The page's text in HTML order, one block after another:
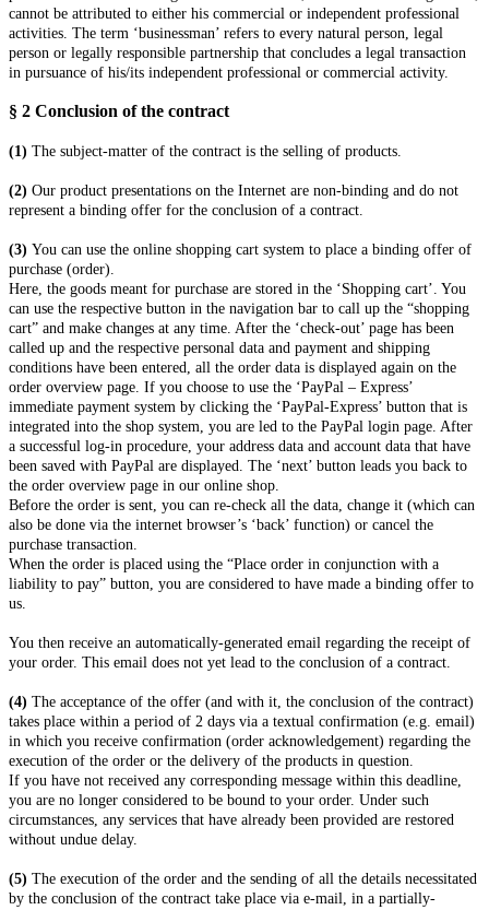
cannot be attributed to either his commercial or independent professional
activities. The term ‘businessman’ refers to every natural person, legal
person or legally responsible partnership that concludes a legal transaction
in pursuance of his/its independent professional or commercial activity.
§ 2 Conclusion of the contract
(1) The subject-matter of the contract is the selling of products.
(2) Our product presentations on the Internet are non-binding and do not
represent a binding offer for the conclusion of a contract.
(3) You can use the online shopping cart system to place a binding offer of
purchase (order).
Here, the goods meant for purchase are stored in the ‘Shopping cart’. You
can use the respective button in the navigation bar to call up the “shopping
cart” and make changes at any time. After the ‘check-out’ page has been
called up and the respective personal data and payment and shipping
conditions have been entered, all the order data is displayed again on the
order overview page. If you choose to use the ‘PayPal – Express’
immediate payment system by clicking the ‘PayPal-Express’ button that is
integrated into the shop system, you are led to the PayPal login page. After
a successful log-in procedure, your address data and account data that have
been saved with PayPal are displayed. The ‘next’ button leads you back to
the order overview page in our online shop.
Before the order is sent, you can re-check all the data, change it (which can
also be done via the internet browser’s ‘back’ function) or cancel the
purchase transaction.
When the order is placed using the “Place order in conjunction with a
liability to pay” button, you are considered to have made a binding offer to
us.
You then receive an automatically-generated email regarding the receipt of
your order. This email does not yet lead to the conclusion of a contract.
(4) The acceptance of the offer (and with it, the conclusion of the contract)
takes place within a period of 2 days via a textual confirmation (e.g. email)
in which you receive confirmation (order acknowledgement) regarding the
execution of the order or the delivery of the products in question.
If you have not received any corresponding message within this deadline,
you are no longer considered to be bound to your order. Under such
circumstances, any services that have already been provided are restored
without undue delay.
(5) The execution of the order and the sending of all the details necessitated
by the conclusion of the contract take place via e-mail, in a partially-